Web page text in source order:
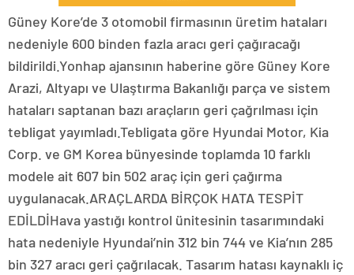
Güney Kore’de 3 otomobil firmasının üretim hataları
nedeniyle 600 binden fazla aracı geri çağıracağı
bildirildi.Yonhap ajansının haberine göre Güney Kore
Arazi, Altyapı ve Ulaştırma Bakanlığı parça ve sistem
hataları saptanan bazı araçların geri çağrılması için
tebligat yayımladı.Tebligata göre Hyundai Motor, Kia
Corp. ve GM Korea bünyesinde toplamda 10 farklı
modele ait 607 bin 502 araç için geri çağırma
uygulanacak.ARAÇLARDA BİRÇOK HATA TESPİT
EDİLDİHava yastığı kontrol ünitesinin tasarımındaki
hata nedeniyle Hyundai’nin 312 bin 744 ve Kia’nın 285
bin 327 aracı geri çağrılacak. Tasarım hatası kaynaklı iç